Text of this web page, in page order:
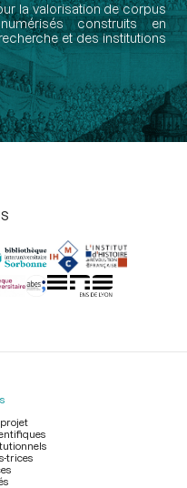
la valorisation de corpus
construits en
et des institutions
trices